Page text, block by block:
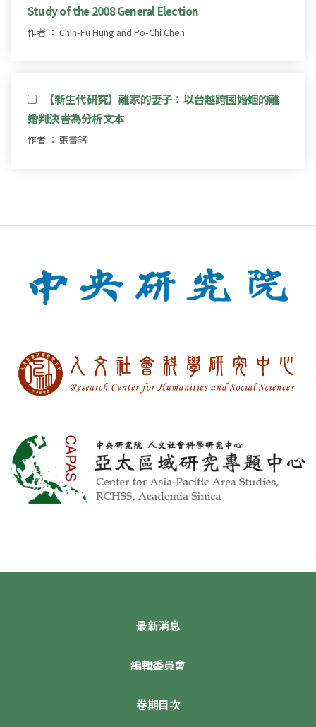
Study of the 2008 General Election
作者 ： Chin-Fu Hung and Po-Chi Chen
【新生代研究】離家的妻子：以台越跨國婚姻的離
婚判決書為分析文本
作者 ： 張書銘
最新消息
編輯委員會
卷期目次